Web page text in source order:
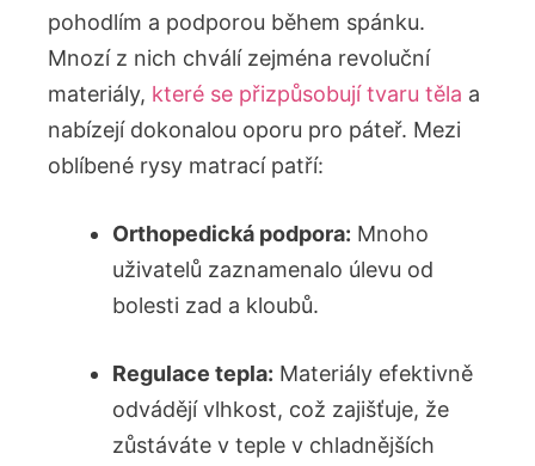
pohodlím a podporou během spánku.
Mnozí z nich chválí zejména revoluční
materiály, které se přizpůsobují tvaru těla a
nabízejí dokonalou oporu pro páteř. Mezi
oblíbené rysy matrací patří:
Orthopedická podpora: Mnoho
uživatelů zaznamenalo úlevu od
bolesti zad a kloubů.
Regulace tepla: Materiály efektivně
odvádějí vlhkost, což zajišťuje, že
zůstáváte v teple v chladnějších